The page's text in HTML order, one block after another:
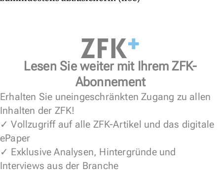
Lesen Sie weiter mit Ihrem ZFK-
Abonnement
Erhalten Sie uneingeschränkten Zugang zu allen
Inhalten der ZFK!
✓ Vollzugriff auf alle ZFK-Artikel und das digitale
ePaper
✓ Exklusive Analysen, Hintergründe und
Interviews aus der Branche